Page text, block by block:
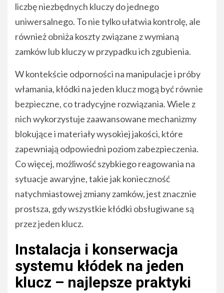
liczbę niezbędnych kluczy do jednego
uniwersalnego. To nie tylko ułatwia kontrolę, ale
również obniża koszty związane z wymianą
zamków lub kluczy w przypadku ich zgubienia.
W kontekście odporności na manipulacje i próby
włamania, kłódki na jeden klucz mogą być równie
bezpieczne, co tradycyjne rozwiązania. Wiele z
nich wykorzystuje zaawansowane mechanizmy
blokujące i materiały wysokiej jakości, które
zapewniają odpowiedni poziom zabezpieczenia.
Co więcej, możliwość szybkiego reagowania na
sytuacje awaryjne, takie jak konieczność
natychmiastowej zmiany zamków, jest znacznie
prostsza, gdy wszystkie kłódki obsługiwane są
przez jeden klucz.
Instalacja i konserwacja
systemu kłódek na jeden
klucz – najlepsze praktyki